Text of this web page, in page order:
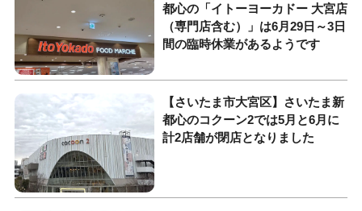
都心の「イトーヨーカドー 大宮店
（専門店含む）」は6月29日～3日
間の臨時休業があるようです
【さいたま市大宮区】さいたま新
都心のコクーン2では5月と6月に
計2店舗が閉店となりました